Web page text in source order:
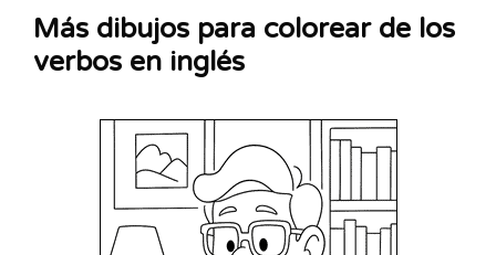
Más dibujos para colorear de los
verbos en inglés